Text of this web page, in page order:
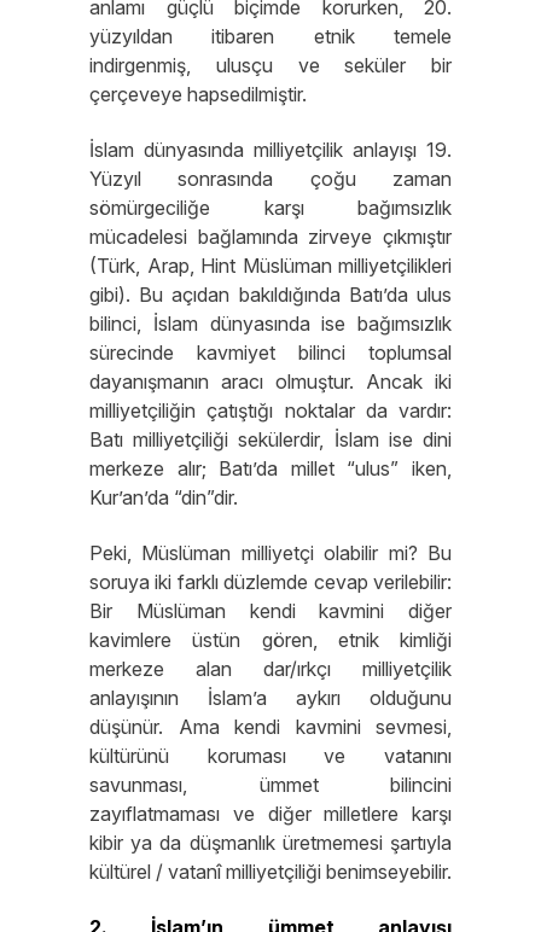
anlamı güçlü biçimde korurken, 20.
yüzyıldan itibaren etnik temele
indirgenmiş, ulusçu ve seküler bir
çerçeveye hapsedilmiştir.
İslam dünyasında milliyetçilik anlayışı 19.
Yüzyıl sonrasında çoğu zaman
sömürgeciliğe karşı bağımsızlık
mücadelesi bağlamında zirveye çıkmıştır
(Türk, Arap, Hint Müslüman milliyetçilikleri
gibi). Bu açıdan bakıldığında Batı’da ulus
bilinci, İslam dünyasında ise bağımsızlık
sürecinde kavmiyet bilinci toplumsal
dayanışmanın aracı olmuştur. Ancak iki
milliyetçiliğin çatıştığı noktalar da vardır:
Batı milliyetçiliği sekülerdir, İslam ise dini
merkeze alır; Batı’da millet “ulus” iken,
Kur’an’da “din”dir.
Peki, Müslüman milliyetçi olabilir mi? Bu
soruya iki farklı düzlemde cevap verilebilir:
Bir Müslüman kendi kavmini diğer
kavimlere üstün gören, etnik kimliği
merkeze alan dar/ırkçı milliyetçilik
anlayışının İslam’a aykırı olduğunu
düşünür. Ama kendi kavmini sevmesi,
kültürünü koruması ve vatanını
savunması, ümmet bilincini
zayıflatmaması ve diğer milletlere karşı
kibir ya da düşmanlık üretmemesi şartıyla
kültürel / vatanî milliyetçiliği benimseyebilir.
2. İslam’ın ümmet anlayışı